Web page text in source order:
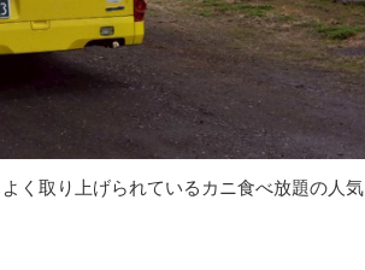
く取り上げられているカニ食べ放題の人気